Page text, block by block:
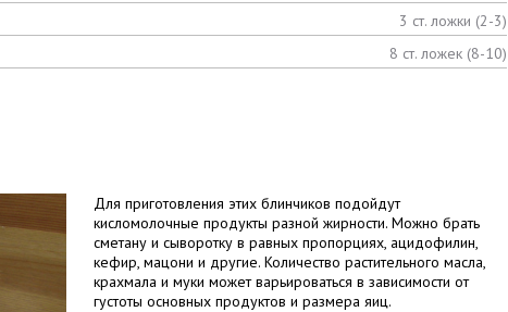
3 ст. ложки (2-3)
8 ст. ложек (8-10)
Для приготовления этих блинчиков подойдут
кисломолочные продукты разной жирности. Можно брать
сметану и сыворотку в равных пропорциях, ацидофилин,
кефир, мацони и другие. Количество растительного масла,
крахмала и муки может варьироваться в зависимости от
густоты основных продуктов и размера яиц.